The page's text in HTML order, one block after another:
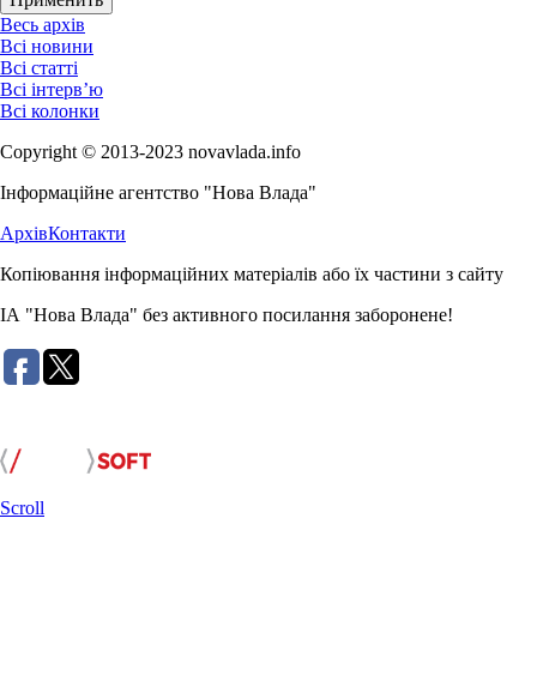
Весь архів
Всі новини
Всі статті
Всі інтерв’ю
Всі колонки
Copyright © 2013-2023 novavlada.info
Інформаційне агентство "Нова Влада"
АрхівКонтакти
Копіювання інформаційних матеріалів або їх частини з сайту
ІА "Нова Влада" без активного посилання заборонене!
Scroll